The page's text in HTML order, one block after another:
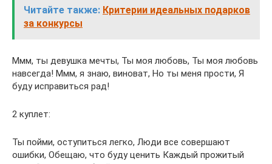
Читайте также: Критерии идеальных подарков
за конкурсы
Ммм, ты девушка мечты, Ты моя любовь, Ты моя любовь
навсегда! Ммм, я знаю, виноват, Но ты меня прости, Я
буду исправиться рад!
2 куплет:
Ты пойми, оступиться легко, Люди все совершают
ошибки, Обещаю, что буду ценить Каждый прожитый